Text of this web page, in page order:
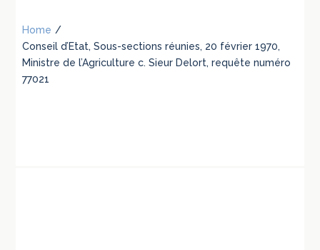
Home /
Conseil d’Etat, Sous-sections réunies, 20 février 1970,
Ministre de l’Agriculture c. Sieur Delort, requête numéro
77021